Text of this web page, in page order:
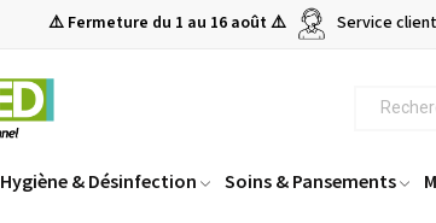
⚠️ Fermeture du 1 au 16 août ⚠️ Service
Hygiène & Désinfection Soins & Pansements